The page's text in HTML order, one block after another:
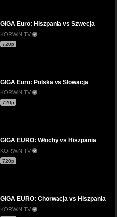
GIGA Euro: Hiszpania vs Szwecja
KORWiN TV
720p
GIGA Euro: Polska vs Słowacja
KORWiN TV
720p
GIGA EURO: Włochy vs Hiszpania
KORWiN TV
720p
GIGA EURO: Chorwacja vs Hiszpania
KORWiN TV